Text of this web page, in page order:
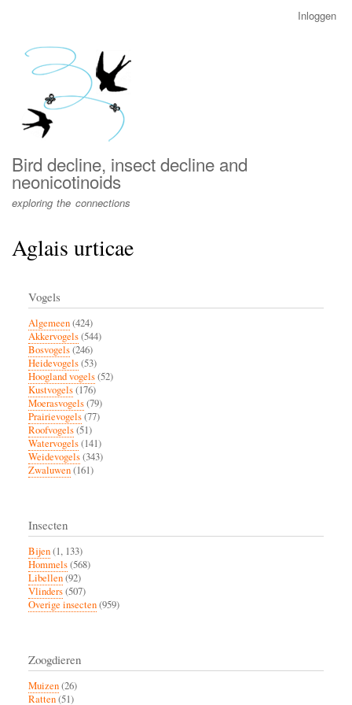
menu
Inloggen
Bird decline, insect decline and
neonicotinoids
exploring the connections
Aglais urticae
Vogels
Algemeen(424)
Akkervogels(544)
Bosvogels(246)
Heidevogels(53)
Hoogland vogels(52)
Kustvogels(176)
Moerasvogels(79)
Prairievogels(77)
Roofvogels(51)
Watervogels(141)
Weidevogels(343)
Zwaluwen(161)
Insecten
Bijen(1, 133)
Hommels(568)
Libellen(92)
Vlinders(507)
Overige insecten(959)
Zoogdieren
Muizen(26)
Ratten(51)